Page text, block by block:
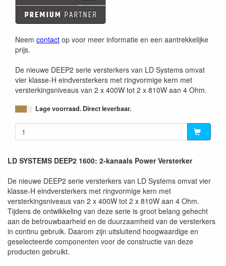
Neem contact op voor meer informatie en een aantrekkelijke
prijs.
De nieuwe DEEP2 serie versterkers van LD Systems omvat
vier klasse-H eindversterkers met ringvormige kern met
versterkingsniveaus van 2 x 400W tot 2 x 810W aan 4 Ohm.
Lage voorraad. Direct leverbaar.
LD SYSTEMS DEEP2 1600: 2-kanaals Power Versterker
De nieuwe DEEP2 serie versterkers van LD Systems omvat vier
klasse-H eindversterkers met ringvormige kern met
versterkingsniveaus van 2 x 400W tot 2 x 810W aan 4 Ohm.
Tijdens de ontwikkeling van deze serie is groot belang gehecht
aan de betrouwbaarheid en de duurzaamheid van de versterkers
in continu gebruik. Daarom zijn uitsluitend hoogwaardige en
geselecteerde componenten voor de constructie van deze
producten gebruikt.